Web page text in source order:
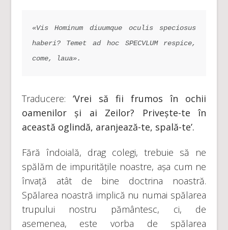
«Vis Hominum diuumque oculis speciosus
haberi? Temet ad hoc SPECVLUM respice,
come, laua».
Traducere: ‘Vrei să fii frumos în ochii
oamenilor și ai Zeilor? Privește-te în
această oglindă, aranjează-te, spală-te’.
Fără îndoială, drag colegi, trebuie să ne
spălăm de impuritățile noastre, așa cum ne
învață atât de bine doctrina noastră.
Spălarea noastră implică nu numai spălarea
trupului nostru pământesc, ci, de
asemenea, este vorba de spălarea